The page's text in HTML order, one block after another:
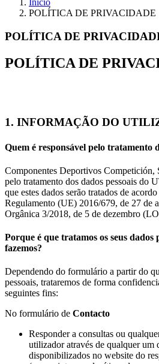
Início
POLÍTICA DE PRIVACIDADE
POLÍTICA DE
POLÍTICA DE
1. INFORMAÇÃO DO
Quem é responsável pelo tratamento
Componentes Deportivos
pelo tratamento dos dados pessoais
que estes dados serão tratados de
Regulamento (UE) 2016/679, de 27 de
Orgânica 3/2018, de 5 de dezembro
Porque é que tratamos os seus dados
fazemos?
Dependendo do formulário a partir do
pessoais, trataremos de forma
seguintes fins:
No formulário de Contacto
Responder a consultas ou
utilizador através de qualquer um
disponibilizados no website do